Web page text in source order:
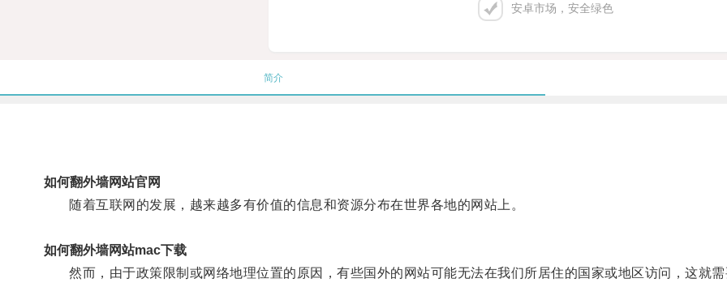
安卓市场，安全绿色
简介
如何翻外墙网站官网
随着互联网的发展，越来越多有价值的信息和资源分布在世界各地的网站上。
如何翻外墙网站mac下载
然而，由于政策限制或网络地理位置的原因，有些国外的网站可能无法在我们所居住的国家或地区访问，这就需